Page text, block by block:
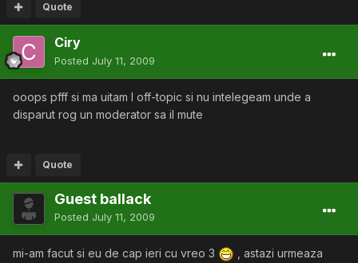
Quote
Ciry
Posted July 11, 2009
ooops pfff si ma uitam l off-topic si nu intelegeam unde a
disparut rog un moderator sa il mute
Quote
Guest ballack
Posted July 11, 2009
mi-am facut si eu de cap ieri cu vreo 3
, astazi urmeaza